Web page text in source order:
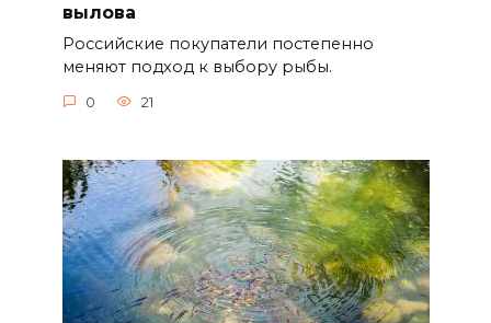
вылова
Российские покупатели постепенно
меняют подход к выбору рыбы.
0 21